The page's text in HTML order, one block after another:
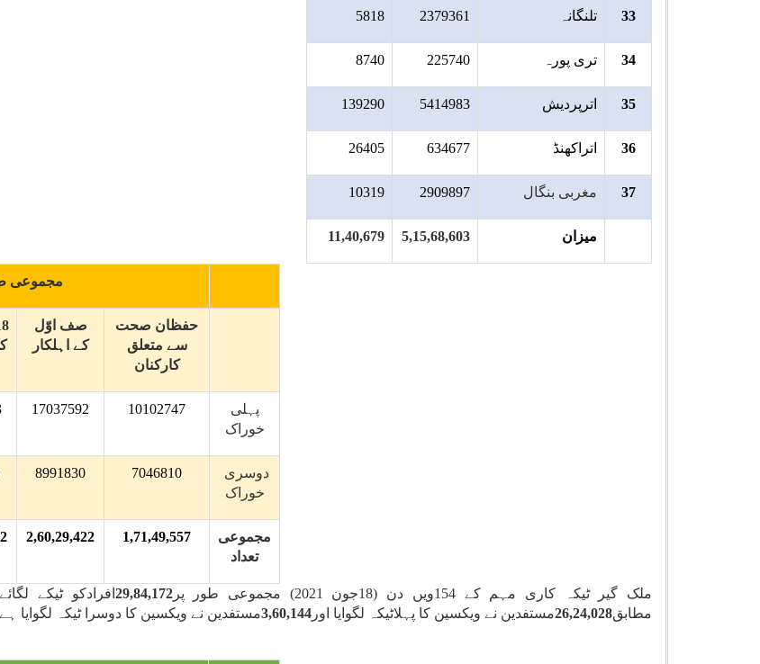
33 تلنگانہ 2379361
5818
34 تری پورہ 225740
8740
35 اترپردیش 5414983
139290
36 اتراکھنڈ 634677
26405
37 مغربی بنگال 2909897
10319
میزان 5,15,68,603
11,40,679
مجموعی
حفظان صحت
سے متعلق
کارکنان
صف اوّل
کے اہلکار
پہلی
خوراک
10102747
17037592
دوسری
خوراک
7046810
8991830
مجموعی
تعداد
1,71,49,557
2,60,29,422
ملک گیر ٹیکہ کاری مہم کے 154ویں دن (18جون 2021) مجموعی طور پر 29,84,172 افرادکو ٹیکے
مطابق26,24,028مستفدین نے ویکسین کا پہلاٹیکہ لگوایا اور 3,60,144مستفدین نے ویکسین کا دوسرا ٹیکہ لگوایا